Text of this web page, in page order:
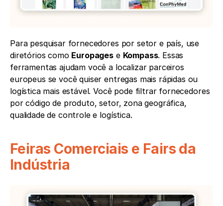
Para pesquisar fornecedores por setor e país, use
diretórios como Europages e Kompass. Essas
ferramentas ajudam você a localizar parceiros
europeus se você quiser entregas mais rápidas ou
logística mais estável. Você pode filtrar fornecedores
por código de produto, setor, zona geográfica,
qualidade de controle e logística.
Feiras Comerciais e Fairs da
Indústria